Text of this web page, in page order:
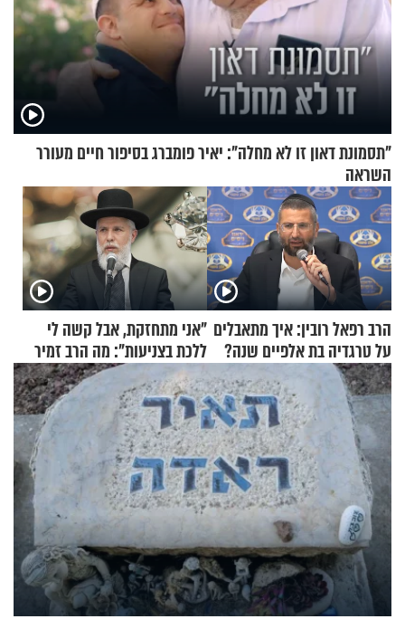
"תסמונת דאון זו לא מחלה": יאיר פומברג בסיפור חיים מעורר
השראה
הרב רפאל רובין: איך מתאבלים
על טרגדיה בת אלפיים שנה?
"אני מתחזקת, אבל קשה לי
ללכת בצניעות": מה הרב זמיר
כהן המליץ לה לעשות?